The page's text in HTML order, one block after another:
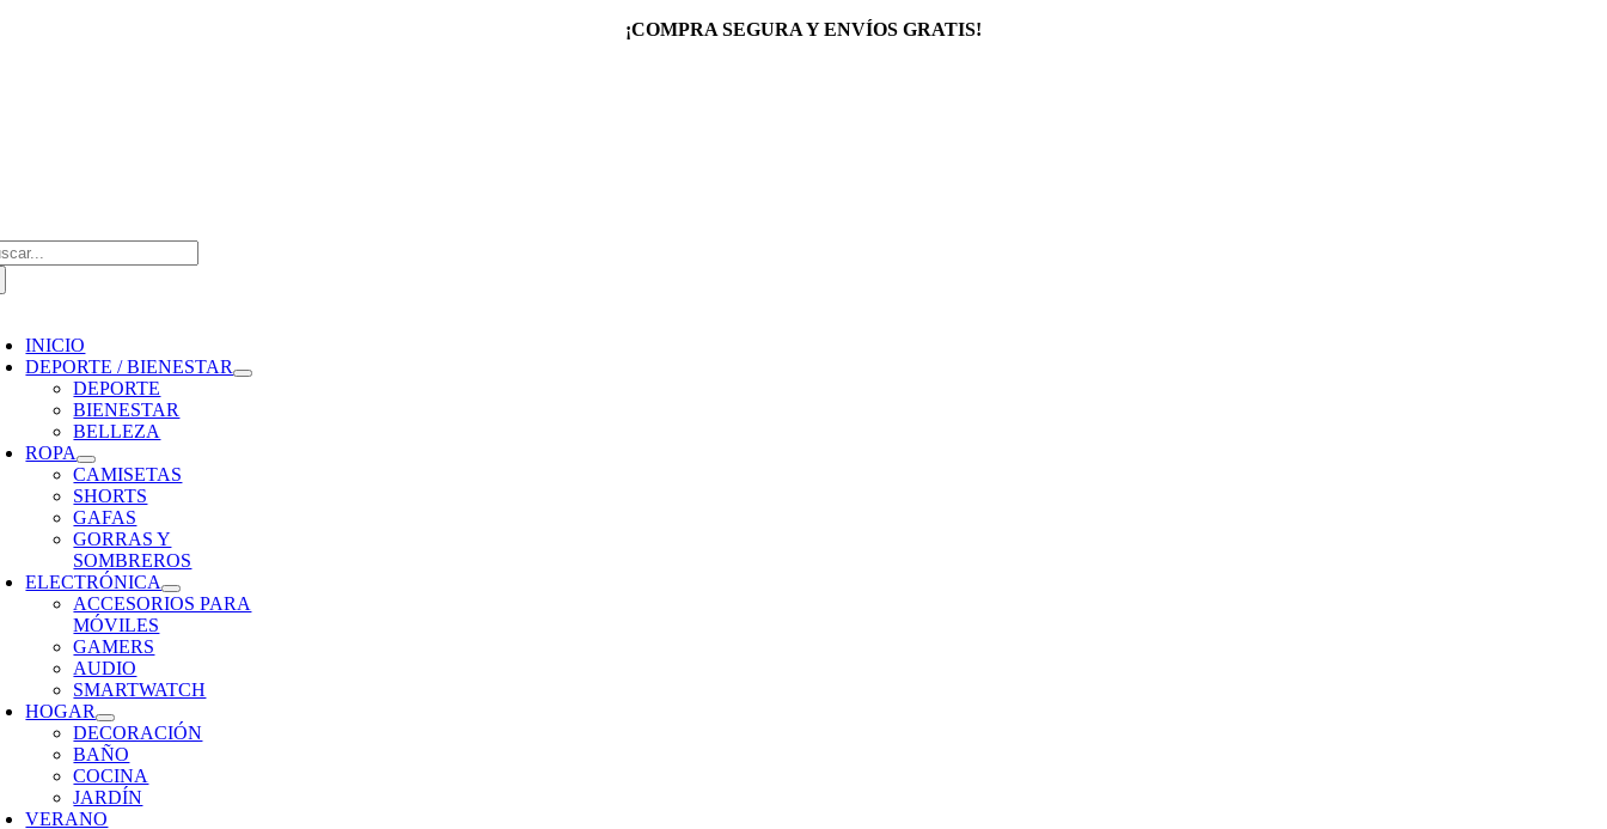
¡COMPRA SEGURA Y ENVÍOS GRATIS!
INICIO
DEPORTE / BIENESTAR
DEPORTE
BIENESTAR
BELLEZA
ROPA
CAMISETAS
SHORTS
GAFAS
GORRAS Y
SOMBREROS
ELECTRÓNICA
ACCESORIOS PARA
MÓVILES
GAMERS
AUDIO
SMARTWATCH
HOGAR
DECORACIÓN
BAÑO
COCINA
JARDÍN
VERANO